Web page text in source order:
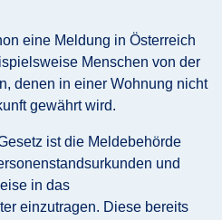
eine Meldung in Österreich
Menschen von der
denen in einer Wohnung nicht
gewährt wird.
ist die Meldebehörde
und
in das
einzutragen. Diese bereits